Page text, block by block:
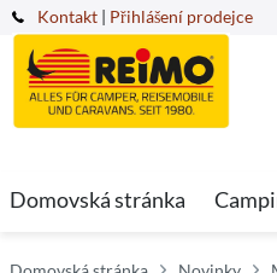
Kontakt | Přihlášení prodejce
Domovská stránka